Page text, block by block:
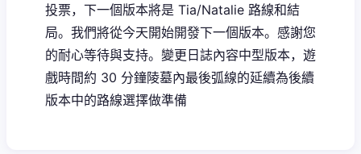
投票，下一個版本將是 Tia/Natalie 路線和結
局。我們將從今天開始開發下一個版本。感謝您
的耐心等待與支持。變更日誌內容中型版本，遊
戲時間約 30 分鐘陵墓內最後弧線的延續為後續
版本中的路線選擇做準備